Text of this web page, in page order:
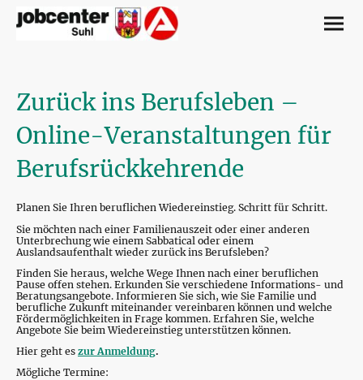
Zurück ins Berufsleben –
Online-Veranstaltungen für
Berufsrückkehrende
Planen Sie Ihren beruflichen Wiedereinstieg. Schritt für Schritt.
Sie möchten nach einer Familienauszeit oder einer anderen
Unterbrechung wie einem Sabbatical oder einem
Auslandsaufenthalt wieder zurück ins Berufsleben?
Finden Sie heraus, welche Wege Ihnen nach einer beruflichen
Pause offen stehen. Erkunden Sie verschiedene Informations- und
Beratungsangebote. Informieren Sie sich, wie Sie Familie und
berufliche Zukunft miteinander vereinbaren können und welche
Fördermöglichkeiten in Frage kommen. Erfahren Sie, welche
Angebote Sie beim Wiedereinstieg unterstützen können.
Hier geht es zur Anmeldung.
Mögliche Termine: